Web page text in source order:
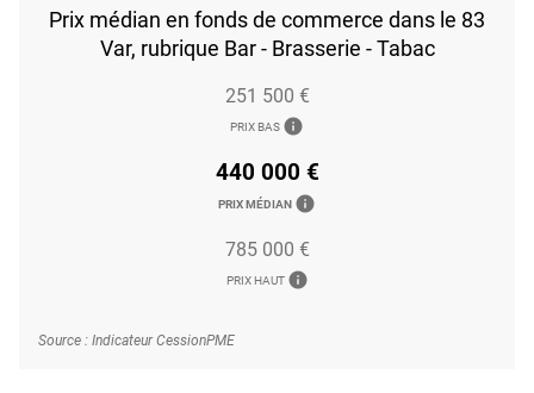
Prix médian en fonds de commerce dans le 83
Var, rubrique Bar - Brasserie - Tabac
251 500 €
PRIX BAS info
440 000 €
PRIX MÉDIAN info
785 000 €
PRIX HAUT info
Source : Indicateur CessionPME